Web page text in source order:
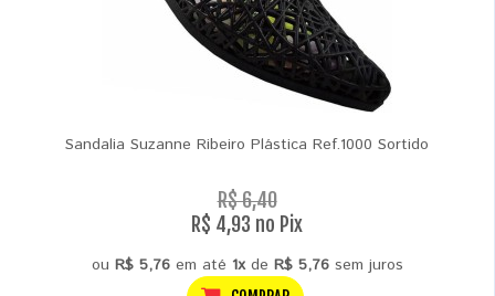
Sandalia Suzanne Ribeiro Plástica Ref.1000 Sortido
R$ 6,40
R$ 4,93 no Pix
ou R$ 5,76em até 1xde R$ 5,76sem juros